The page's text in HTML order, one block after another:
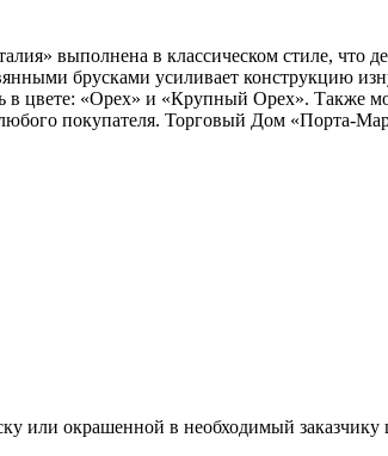
выполнена в классическом стиле, что
брусками усиливает конструкцию
цвете: «Орех» и «Крупный Орех». Также
покупателя. Торговый Дом «Порта-
или окрашенной в необходимый заказчику